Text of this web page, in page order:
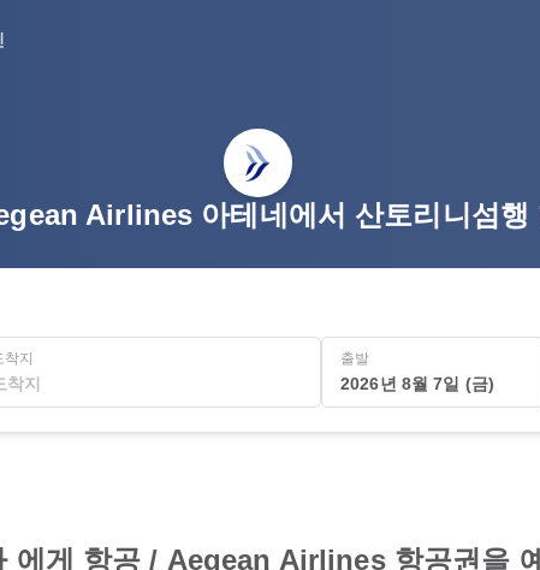
Airlines 아테네에서 산토리니섬행
착지 출발
2026년 8월 7일 (금)
에게 항공 / Aegean Airlines 항공권을